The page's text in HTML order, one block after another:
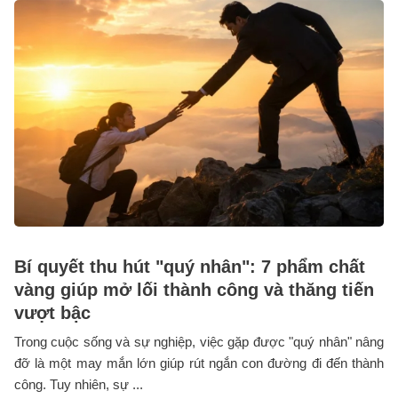
Bí quyết thu hút "quý nhân": 7 phẩm chất
vàng giúp mở lối thành công và thăng tiến
vượt bậc
Trong cuộc sống và sự nghiệp, việc gặp được "quý nhân" nâng
đỡ là một may mắn lớn giúp rút ngắn con đường đi đến thành
công. Tuy nhiên, sự ...